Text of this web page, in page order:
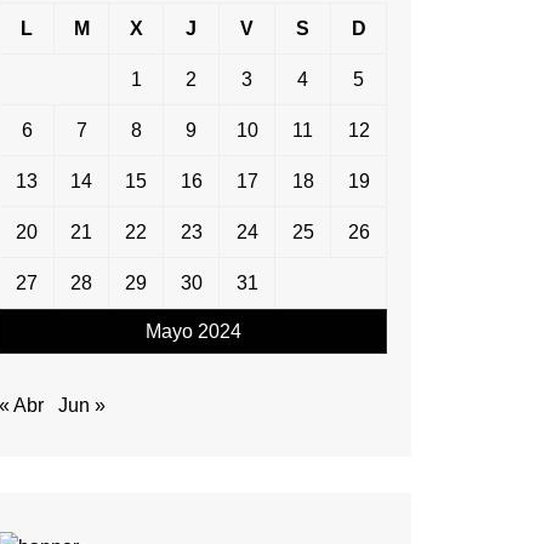
Mayo 2024
L M X J V S D
1 2 3 4 5
6 7 8 9 10 11 12
13 14 15 16 17 18 19
20 21 22 23 24 25 26
27 28 29 30 31
« Abr Jun »